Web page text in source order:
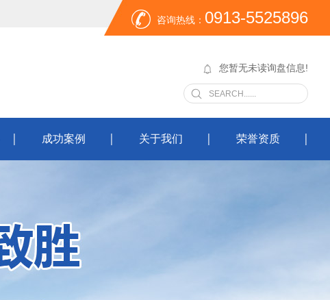
咨询热线： 0913-5525896
您暂无未读询盘信息!
成功案例 关于我们 荣誉资质